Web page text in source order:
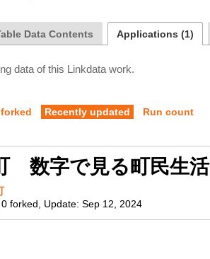
Data Contents Applications (1)
data of this Linkdata work.
Recently updated Run count
数字で見る町民生活
0 forked Update: Sep 12, 2024